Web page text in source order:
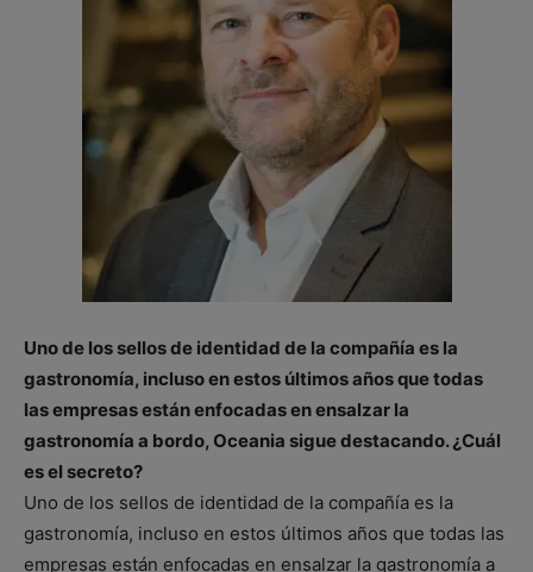
Uno de los sellos de identidad de la compañía es la
gastronomía, incluso en estos últimos años que todas
las empresas están enfocadas en ensalzar la
gastronomía a bordo, Oceania sigue destacando. ¿Cuál
es el secreto?
Uno de los sellos de identidad de la compañía es la
gastronomía, incluso en estos últimos años que todas las
empresas están enfocadas en ensalzar la gastronomía a